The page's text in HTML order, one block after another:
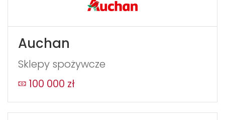
Auchan
Sklepy spożywcze
100 000 zł